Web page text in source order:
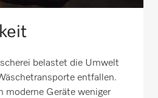
belastet die Umwelt
entfallen.
moderne Geräte weniger